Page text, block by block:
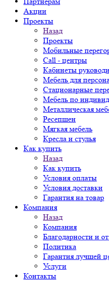
Акции
Проекты
Назад
Проекты
Мобильные
Call - центры
Кабинеты
Мебель для
Стационарные
Мебель по
Металлическая
Ресепшен
Мягкая мебель
Кресла и стулья
Как купить
Назад
Как купить
Условия оплаты
Условия доставки
Гарантия на товар
Компания
Назад
Компания
Благодарности и
Политика
Гарантия лучшей
Услуги
Контакты